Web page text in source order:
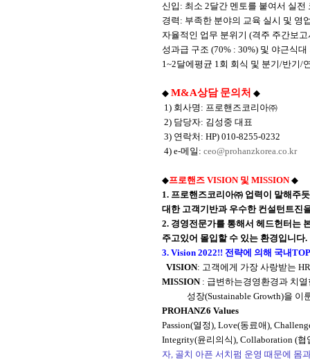
신입 : 최소 2달간 멘토를 붙여서 실전
경력 : 부족한 분야의 교육 실시 및 영
자율적인 업무 분위기 (격주 주간보
성과급 구조 (70% : 30%) 및 야근식대
1~2달에평균 1회 회식 및 분기/반기/
◆ M&A상담 문의처 ◆
1) 회사명 : 프로핸즈코리아㈜
2) 담당자: 김성중 대표
3) 연락처 : HP) 010-8255-0232
4) e-메일 : ceo@prohanzkorea.co.kr
◆프로핸즈 VISION 및 MISSION ◆
1. 프로핸즈코리아㈜ 업력이 말해주듯
대한 고객기반과 우수한 컨설턴트진
2. 경영전문가를 통해서 헤드헌터는
주고있어 몰입할 수 있는 환경입니다.
3. Vision 2022!! 전략에 의해 국내
VISION: 고객에게 가장 사랑받는 HR
MISSION: 급변하는경영환경과 치
성장(Sustainable Growth)을 이
PROHANZ6 Values
Passion(열정), Love(동료애),
Integrity(윤리의식), Collaboration (협
자, 골치 아픈 서치펌 운영 때문에 몸